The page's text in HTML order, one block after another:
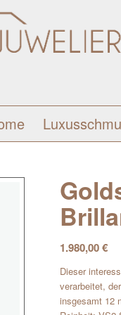
1.980,00€
Dieser
verarbeitet,
insgesamt 12